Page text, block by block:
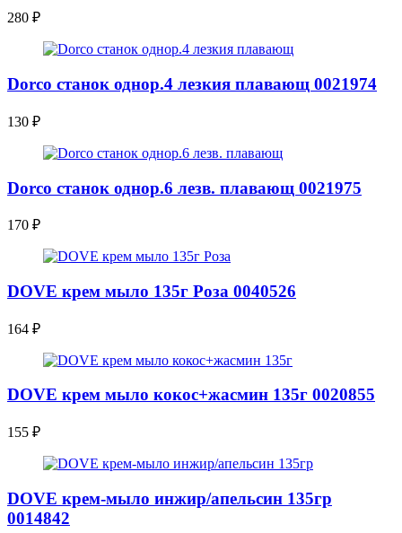
280 ₽
Dorco станок однор.4 лезкия плавающ 0021974
130 ₽
Dorco станок однор.6 лезв. плавающ 0021975
170 ₽
DOVE крем мыло 135г Роза 0040526
164 ₽
DOVE крем мыло кокос+жасмин 135г 0020855
155 ₽
DOVE крем-мыло инжир/апельсин 135гр
0014842